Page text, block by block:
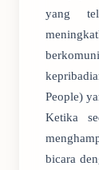
yang
People)
Ketika
bicara